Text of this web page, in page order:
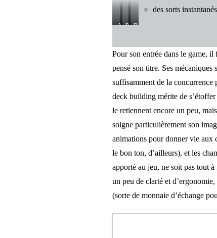
des sorts
Aperçu
l’au-
delà,
sort
rapide
Potion
soin,
sort
instantané
Récits
sort
lent
Pour son entrée dans le game,
pensé son titre. Ses
suffisamment de la
deck building mérite de
le retiennent encore un peu,
soigne particulièrement son
animations pour donner vie aux
le bon ton, d’ailleurs), et les
apporté au jeu, ne soit pas tout
un peu de clarté et
(sorte de monnaie d’échange